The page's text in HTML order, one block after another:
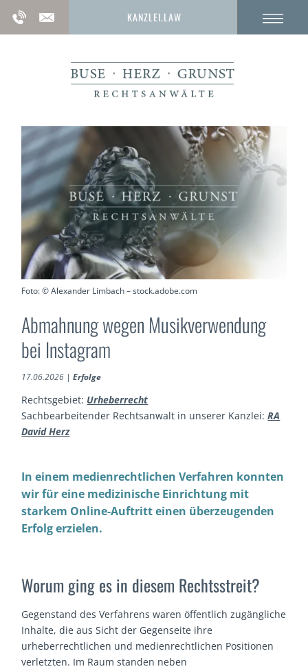
KANZLEI.LAW
Foto: © Alexander Limbach – stock.adobe.com
Abmahnung wegen Musikverwendung
bei Instagram
17.06.2026 |Erfolge
Rechtsgebiet: Urheberrecht
Sachbearbeitender Rechtsanwalt in unserer Kanzlei:RA
David Herz
In einem medienrechtlichen Verfahren konnten
wir für eine medizinische Einrichtung mit
starkem Online-Auftritt einen überzeugenden
Erfolg erzielen.
Worum ging es in diesem Rechtsstreit?
Gegenstand des Verfahrens waren öffentlich zugängliche
Inhalte, die aus Sicht der Gegenseite ihre
urheberrechtlichen und medienrechtlichen Positionen
verletzten. Im Raum standen neben